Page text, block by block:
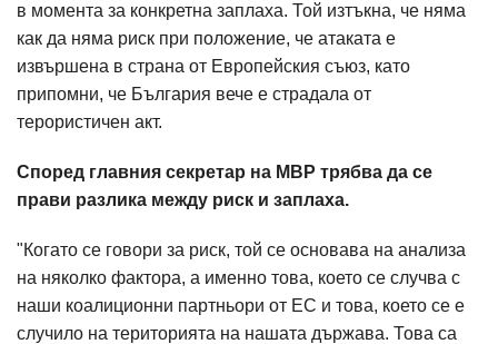
в момента за конкретна заплаха. Той изтъкна, че няма
как да няма риск при положение, че атаката е
извършена в страна от Европейския съюз, като
припомни, че България вече е страдала от
терористичен акт.
Според главния секретар на МВР трябва да се
прави разлика между риск и заплаха.
"Когато се говори за риск, той се основава на анализа
на няколко фактора, а именно това, което се случва с
наши коалиционни партньори от ЕС и това, което се е
случило на територията на нашата държава. Това са